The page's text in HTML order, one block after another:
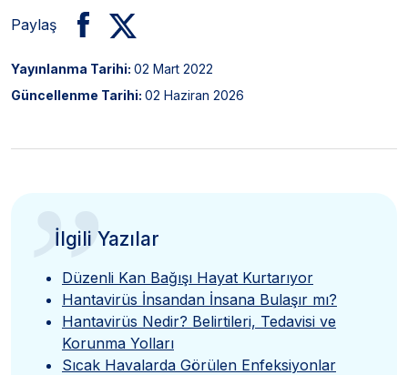
Paylaş
Yayınlanma Tarihi: 02 Mart 2022
Güncellenme Tarihi: 02 Haziran 2026
”
İlgili Yazılar
Düzenli Kan Bağışı Hayat Kurtarıyor
Hantavirüs İnsandan İnsana Bulaşır mı?
Hantavirüs Nedir? Belirtileri, Tedavisi ve
Korunma Yolları
Sıcak Havalarda Görülen Enfeksiyonlar